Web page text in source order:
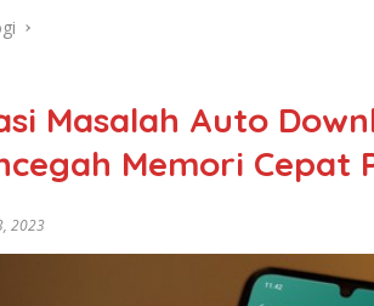
Masalah Auto
Memori Cepat
2023